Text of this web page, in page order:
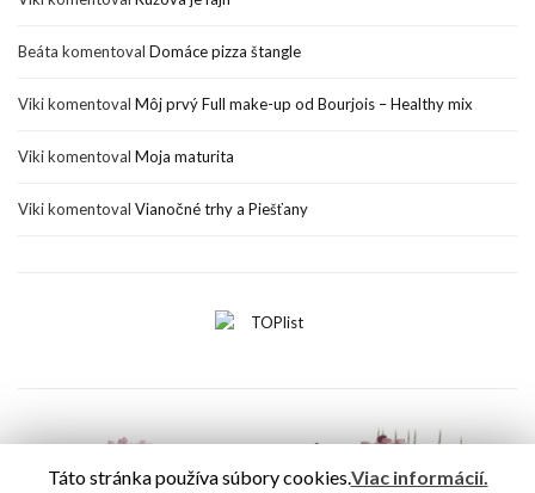
Beáta komentoval Domáce pizza štangle
Vikikomentoval Môj prvý Full make-up od Bourjois – Healthy mix
Vikikomentoval Moja maturita
Vikikomentoval Vianočné trhy a Piešťany
Táto stránka používa súbory cookies.Viac informácií.